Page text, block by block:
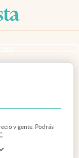
vigente. Podrás